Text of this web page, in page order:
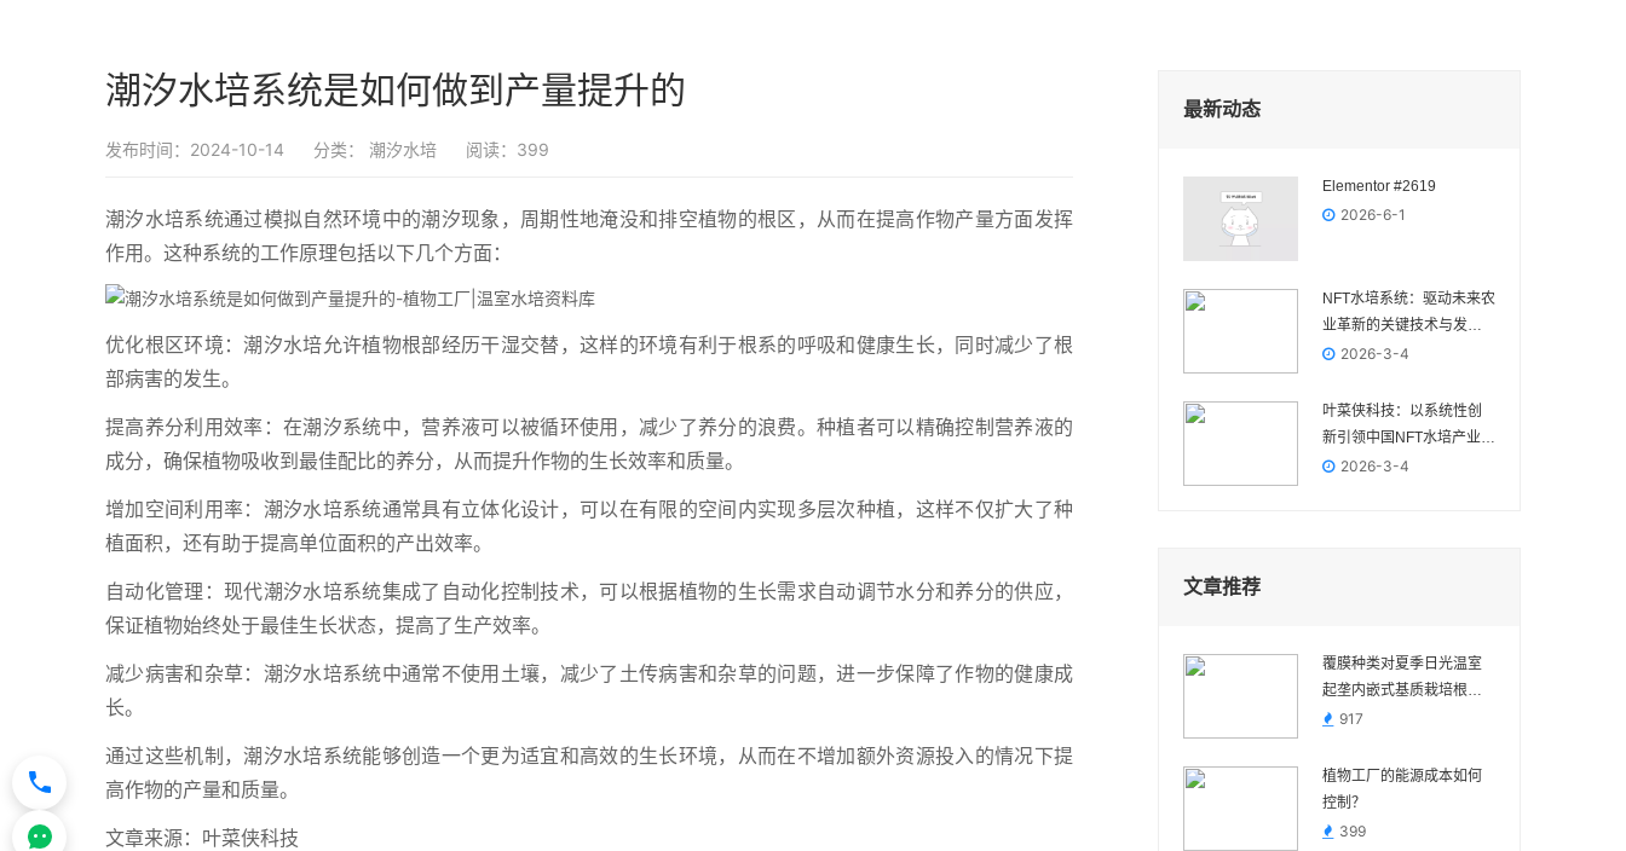
潮汐水培系统是如何做到产量提升的
发布时间：2024-10-14 分类： 潮汐水培 阅读：399
潮汐水培系统通过模拟自然环境中的潮汐现象，周期性地淹没和排空植物的根区，从而在提高作物产量方面发挥
作用。这种系统的工作原理包括以下几个方面：
优化根区环境：潮汐水培允许植物根部经历干湿交替，这样的环境有利于根系的呼吸和健康生长，同时减少了根
部病害的发生。
提高养分利用效率：在潮汐系统中，营养液可以被循环使用，减少了养分的浪费。种植者可以精确控制营养液的
成分，确保植物吸收到最佳配比的养分，从而提升作物的生长效率和质量。
增加空间利用率：潮汐水培系统通常具有立体化设计，可以在有限的空间内实现多层次种植，这样不仅扩大了种
植面积，还有助于提高单位面积的产出效率。
自动化管理：现代潮汐水培系统集成了自动化控制技术，可以根据植物的生长需求自动调节水分和养分的供应，
保证植物始终处于最佳生长状态，提高了生产效率。
减少病害和杂草：潮汐水培系统中通常不使用土壤，减少了土传病害和杂草的问题，进一步保障了作物的健康成
长。
通过这些机制，潮汐水培系统能够创造一个更为适宜和高效的生长环境，从而在不增加额外资源投入的情况下提
高作物的产量和质量。
文章来源：叶菜侠科技
最新动态
Elementor #2619
2026-6-1
NFT水培系统：驱动未来农
业革新的关键技术与发展
前景2026-3-4
叶菜侠科技：以系统性创
新引领中国NFT水培产业高
质量发展
2026-3-4
文章推荐
覆膜种类对夏季日光温室
起垄内嵌式基质栽培根区
温热的影响
917
植物工厂的能源成本如何
控制？
399